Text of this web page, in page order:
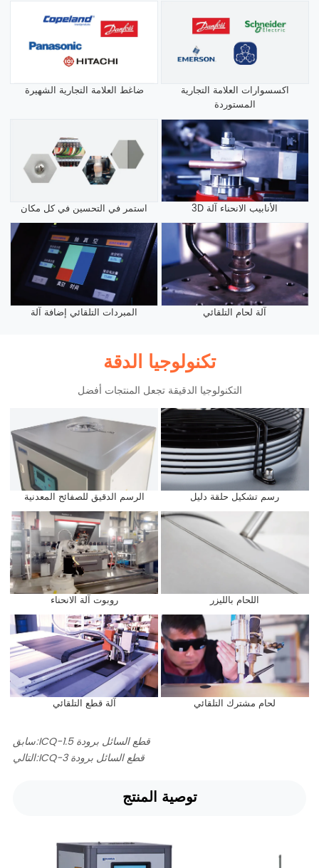
ضاغط العلامة التجارية الشهيرة
اكسسوارات العلامة التجارية
المستوردة
استمر في التحسين في كل مكان 3D الأنابيب الانحناء آلة
المبردات التلقائي إضافة آلة آلة لحام التلقائي
تكنولوجيا الدقة
التكنولوجيا الدقيقة تجعل المنتجات أفضل
الرسم الدقيق للصفائح المعدنية رسم تشكيل حلقة دليل
روبوت آلة الانحناء اللحام بالليزر
آلة قطع التلقائي لحام مشترك التلقائي
سابق:
ICQ-1.5 قطع السائل برودة
التالي:
ICQ-3 قطع السائل برودة
توصية المنتج